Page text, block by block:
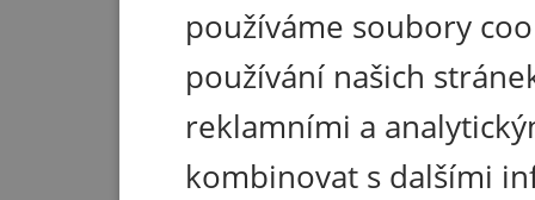
používáme soubory
používání našich
reklamními a
kombinovat s dalšími